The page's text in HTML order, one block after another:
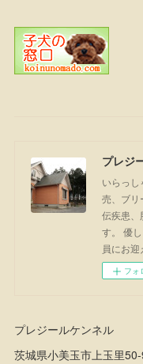
プレジ
いらっ
売、ブリ
伝疾患、
す。 優
員にお迎
フォ
プレジールケンネル
茨城県小美玉市上玉里